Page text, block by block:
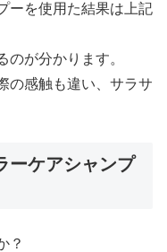
ーを使用た結果は上記
のが分かります。
の感触も違い、サラサ
ーケアシャンプ
？